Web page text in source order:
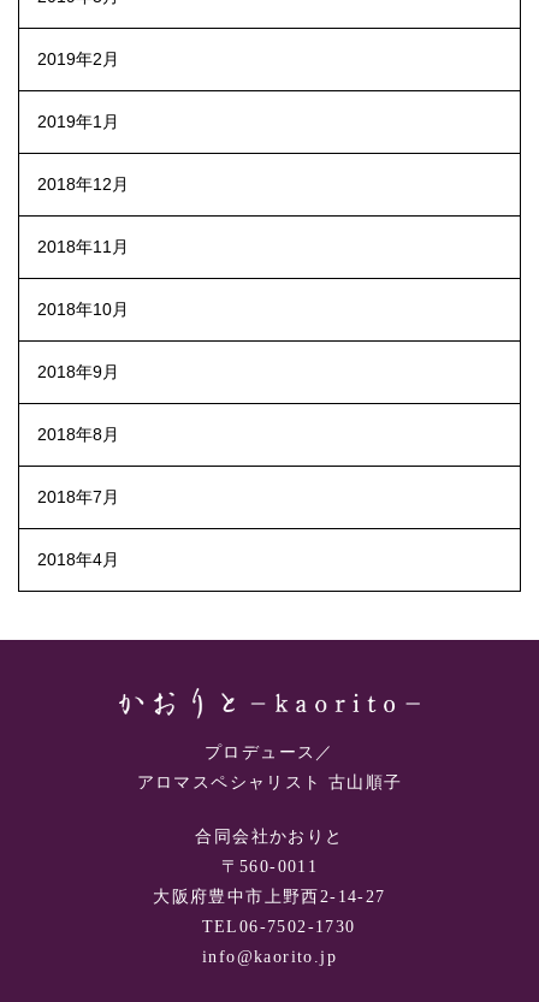
2019年2月
2019年1月
2018年12月
2018年11月
2018年10月
2018年9月
2018年8月
2018年7月
2018年4月
プロデュース／
アロマスペシャリスト 古山順子
合同会社かおりと
〒560-0011
大阪府豊中市上野西2-14-27
TEL06-7502-1730
info@kaorito.jp